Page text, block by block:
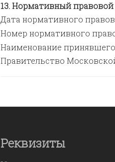
Нормативный правовой
Дата нормативного
Номер нормативного
Наименование принявшего
Правительство
Реквизиты